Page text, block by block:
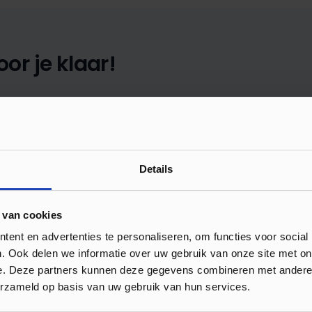
Details
cookies
en advertenties te personaliseren, om functies voor
Ook delen we informatie over uw gebruik van onze site met
Deze partners kunnen deze gegevens combineren met
op basis van uw gebruik van hun services.
je klaar!
info@luxuryfloors.nl
Klantenservice geopend
legservice Showroom met ruim